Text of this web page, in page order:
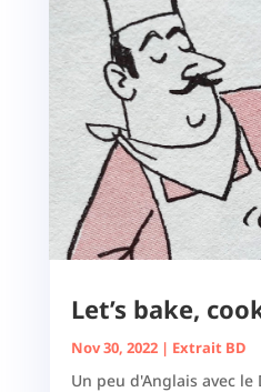
Let’s bake,
Nov 30, 2022| Extrait BD
Un peu d'Anglais avec